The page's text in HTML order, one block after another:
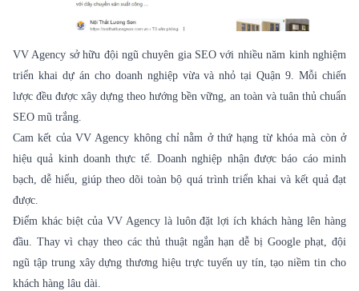
VV Agency sở hữu đội ngũ chuyên gia SEO với nhiều năm kinh nghiệm
triển khai dự án cho doanh nghiệp vừa và nhỏ tại Quận 9. Mỗi chiến
lược đều được xây dựng theo hướng bền vững, an toàn và tuân thủ chuẩn
SEO mũ trắng.
Cam kết của VV Agency không chỉ nằm ở thứ hạng từ khóa mà còn ở
hiệu quả kinh doanh thực tế. Doanh nghiệp nhận được báo cáo minh
bạch, dễ hiểu, giúp theo dõi toàn bộ quá trình triển khai và kết quả đạt
được.
Điểm khác biệt của VV Agency là luôn đặt lợi ích khách hàng lên hàng
đầu. Thay vì chạy theo các thủ thuật ngắn hạn dễ bị Google phạt, đội
ngũ tập trung xây dựng thương hiệu trực tuyến uy tín, tạo niềm tin cho
khách hàng lâu dài.